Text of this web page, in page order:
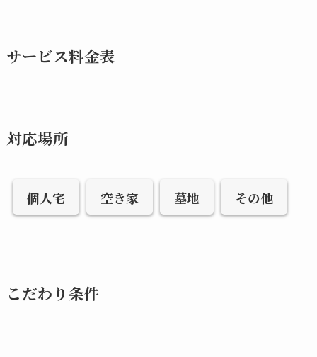
サービス料金表
対応場所
個人宅 空き家 墓地 その他
こだわり条件